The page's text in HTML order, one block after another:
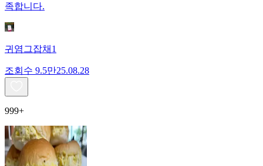
족합니다.
귀염그잡채1
조회수 9.5만25.08.28
999+